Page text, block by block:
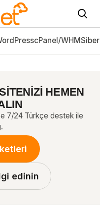
ve Nasıl Kurulur?
cPanel/WHM
HEMEN
7/24 Türkçe destek ile
edinin